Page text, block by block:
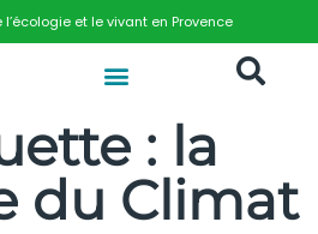
et le vivant en Provence
: la
du Climat